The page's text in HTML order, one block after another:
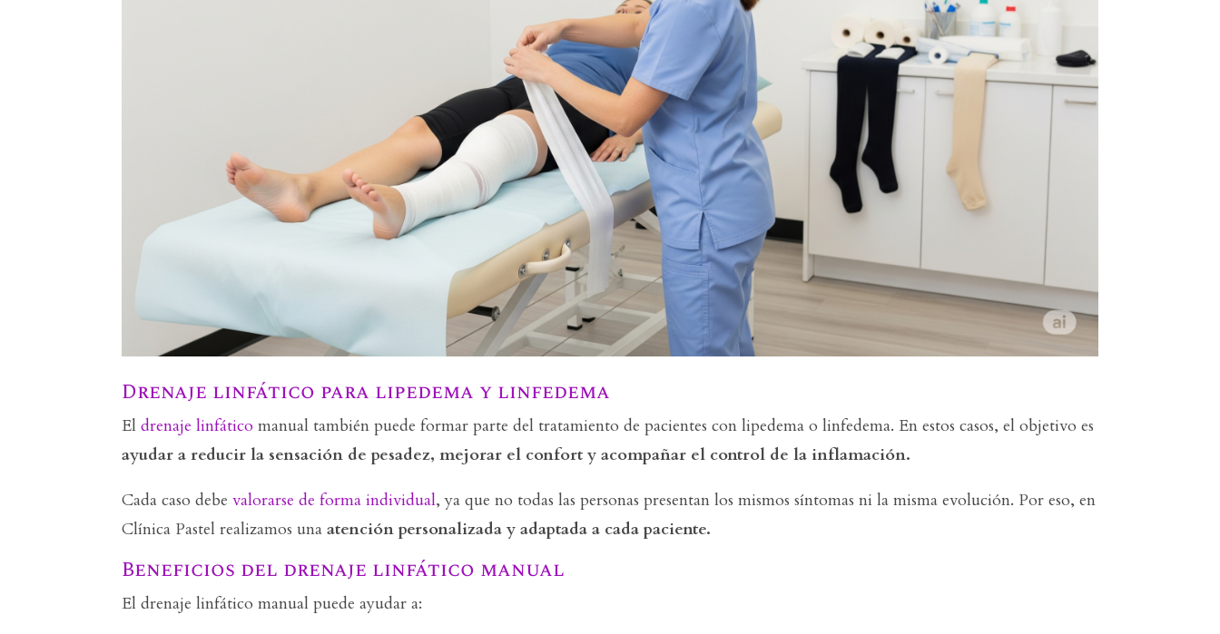
Drenaje linfático para lipedema y linfedema
Eldrenaje linfático manual también puede formar parte del tratamiento de pacientes con lipedema o linfedema. En estos casos, el objetivo es
ayudar a reducir la sensación de pesadez, mejorar el confort y acompañar el control de la inflamación.
Cada caso debevalorarse de forma individual, ya que no todas las personas presentan los mismos síntomas ni la misma evolución. Por eso, en
Clínica Pastel realizamos unaatención personalizada y adaptada a cada paciente.
Beneficios del drenaje linfático manual
El drenaje linfático manual puede ayudar a: